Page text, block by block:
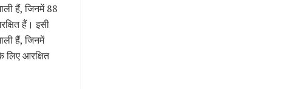
हैं, जिनमें 88
हैं। इसी
हैं, जिनमें
आरक्षित